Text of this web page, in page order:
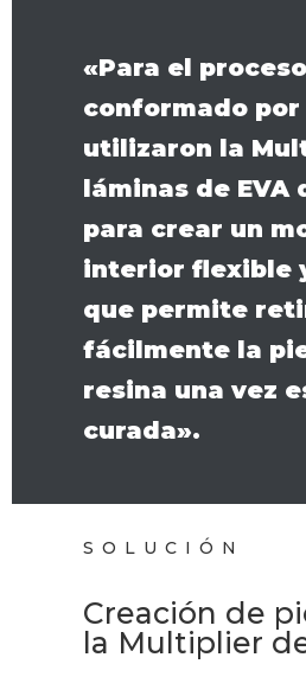
«Para el
conformado por
utilizaron la
láminas de EVA
para crear un
interior flexible
que permite
fácilmente la
resina una vez
curada».
SOLUCIÓN
Creación de
la Multiplier